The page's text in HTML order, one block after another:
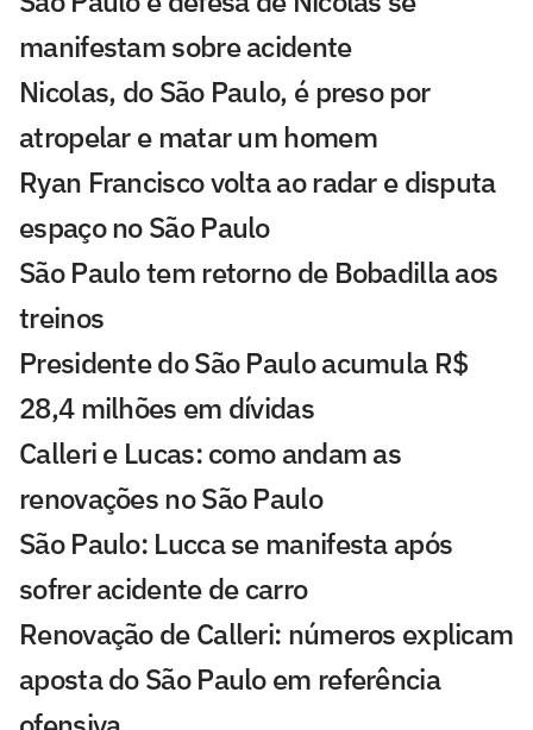
manifestam sobre acidente
Nicolas, do São Paulo, é preso por
atropelar e matar um homem
Ryan Francisco volta ao radar e disputa
espaço no São Paulo
São Paulo tem retorno de Bobadilla aos
treinos
Presidente do São Paulo acumula R$
28,4 milhões em dívidas
Calleri e Lucas: como andam as
renovações no São Paulo
São Paulo: Lucca se manifesta após
sofrer acidente de carro
Renovação de Calleri: números explicam
aposta do São Paulo em referência